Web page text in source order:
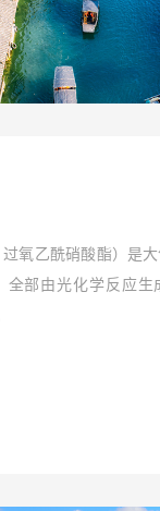
氧乙酰硝酸酯）是
部由光化学反应生